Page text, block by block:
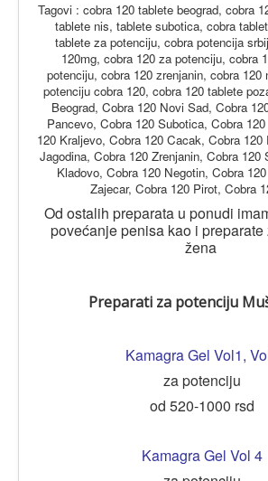
Tagovi : cobra 120 tablete beograd, cobra
tablete nis, tablete subotica, cobra
tablete za potenciju, cobra potencija
120mg, cobra 120 za potenciju, cobra
potenciju, cobra 120 zrenjanin, cobra 120
potenciju cobra 120, cobra 120 tablete
Beograd, Cobra 120 Novi Sad, Cobra
Pancevo, Cobra 120 Subotica, Cobra
120 Kraljevo, Cobra 120 Cacak, Cobra 120
Jagodina, Cobra 120 Zrenjanin, Cobra 120
Kladovo, Cobra 120 Negotin, Cobra
Zajecar, Cobra 120 Pirot, Cobra
Od ostalih preparata u ponudi
povećanje penisa kao i
žena
Preparati za potenciju
Kamagra Gel Vol1,
za potenciju
od 520-1000 rsd
Kamagra Gel Vol 4